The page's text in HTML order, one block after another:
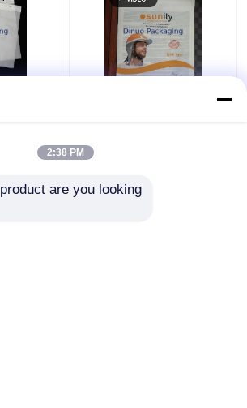
φάκελος
2:38 PM
are you looking